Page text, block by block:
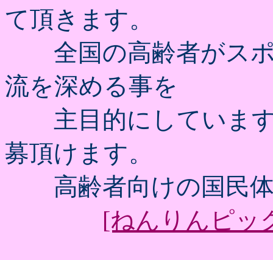
て頂きます。
全国の高齢者がスポ
流を深める事を
主目的にしています
募頂けます。
高齢者向けの国民体
[ねんりんピッ